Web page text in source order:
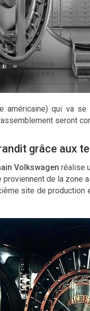
américaine) qui va se
seront
grâce aux
Volkswagen réalise
de la zone
site de production